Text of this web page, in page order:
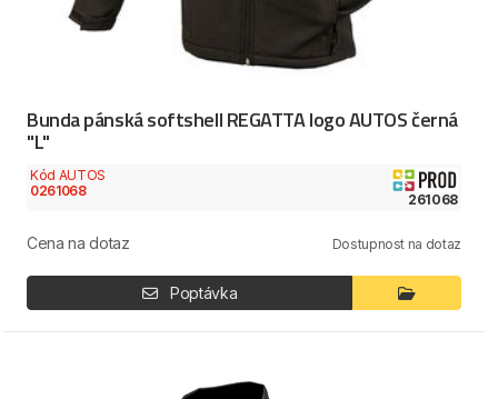
Bunda pánská softshell REGATTA logo AUTOS černá
"L"
Kód AUTOS
0261068
261068
Cena na dotaz Dostupnost na dotaz
Poptávka